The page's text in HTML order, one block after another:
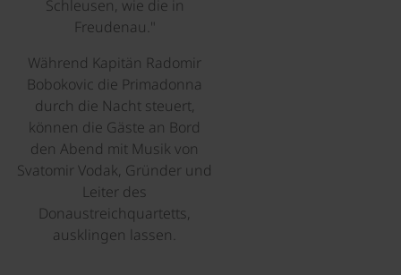
Schleusen, wie die in
Freudenau."
Während Kapitän Radomir
Bobokovic die Primadonna
durch die Nacht steuert,
können die Gäste an Bord
den Abend mit Musik von
Svatomir Vodak, Gründer und
Leiter des
Donaustreichquartetts,
ausklingen lassen.